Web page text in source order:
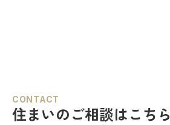
CONTACT
住まいのご相談はこちら